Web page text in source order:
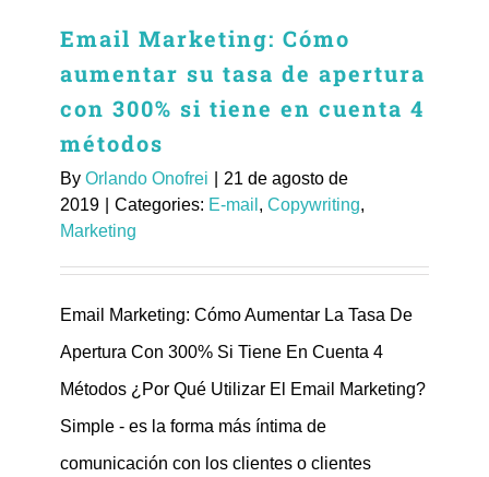
Email Marketing: Cómo
aumentar su tasa de apertura
con 300% si tiene en cuenta 4
métodos
By Orlando Onofrei
21 de agosto de
2019
Categories: E-mail , Copywriting,
Marketing
Email Marketing: Cómo Aumentar La Tasa De
Apertura Con 300% Si Tiene En Cuenta 4
Métodos ¿Por Qué Utilizar El Email Marketing?
Simple - es la forma más íntima de
comunicación con los clientes o clientes